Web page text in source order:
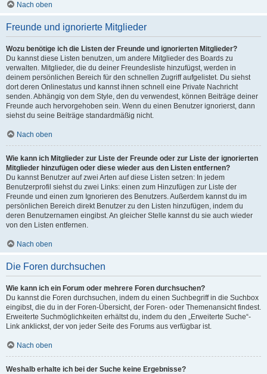
Nach oben
Freunde und ignorierte Mitglieder
Wozu benötige ich die Listen der Freunde und ignorierten Mitglieder?
Du kannst diese Listen benutzen, um andere Mitglieder des Boards zu
verwalten. Mitglieder, die du deiner Freundesliste hinzufügst, werden in
deinem persönlichen Bereich für den schnellen Zugriff aufgelistet. Du siehst
dort deren Onlinestatus und kannst ihnen schnell eine Private Nachricht
senden. Abhängig von dem Style, den du verwendest, können Beiträge deiner
Freunde auch hervorgehoben sein. Wenn du einen Benutzer ignorierst, dann
siehst du seine Beiträge standardmäßig nicht.
Nach oben
Wie kann ich Mitglieder zur Liste der Freunde oder zur Liste der ignorierten
Mitglieder hinzufügen oder diese wieder aus den Listen entfernen?
Du kannst Benutzer auf zwei Arten auf diese Listen setzen: In jedem
Benutzerprofil siehst du zwei Links: einen zum Hinzufügen zur Liste der
Freunde und einen zum Ignorieren des Benutzers. Außerdem kannst du im
persönlichen Bereich direkt Benutzer zu den Listen hinzufügen, indem du
deren Benutzernamen eingibst. An gleicher Stelle kannst du sie auch wieder
von den Listen entfernen.
Nach oben
Die Foren durchsuchen
Wie kann ich ein Forum oder mehrere Foren durchsuchen?
Du kannst die Foren durchsuchen, indem du einen Suchbegriff in die Suchbox
eingibst, die du in der Foren-Übersicht, der Foren- oder Themenansicht findest.
Erweiterte Suchmöglichkeiten erhältst du, indem du den „Erweiterte Suche“-
Link anklickst, der von jeder Seite des Forums aus verfügbar ist.
Nach oben
Weshalb erhalte ich bei der Suche keine Ergebnisse?